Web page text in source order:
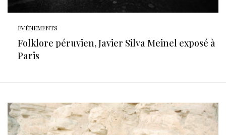
EVÉNEMENTS
Folklore péruvien, Javier Silva Meinel exposé à
Paris